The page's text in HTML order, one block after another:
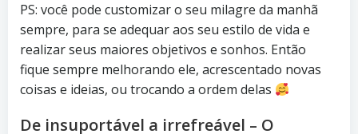
PS: você pode customizar o seu milagre da manhã
sempre, para se adequar aos seu estilo de vida e
realizar seus maiores objetivos e sonhos. Então
fique sempre melhorando ele, acrescentado novas
coisas e ideias, ou trocando a ordem delas
De insuportável a irrefreável – O